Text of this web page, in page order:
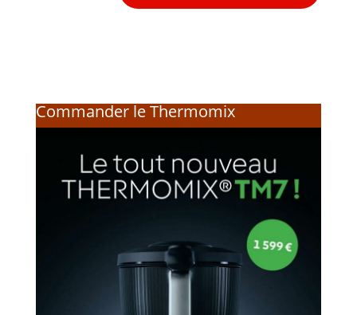
Commander le Thermomix